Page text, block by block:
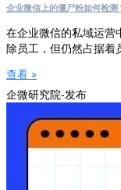
企业微信上的僵尸粉如何检
在企业微信的私域运
除员工，但仍然占据着
查看 »
企微研究院-发布